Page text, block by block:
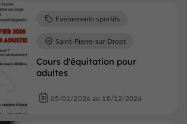
Cours d'équitation pour
adultes
Evènements sportifs
Saint-Pierre-sur-Dropt
05/01/2026 au 18/12/2026